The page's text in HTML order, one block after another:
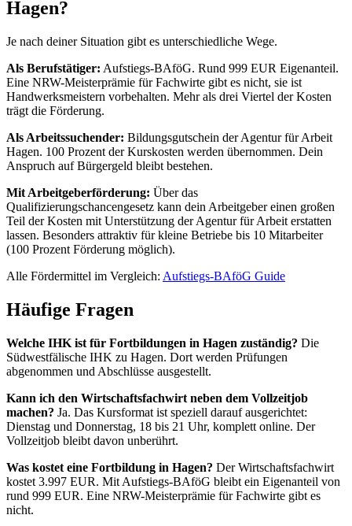
Hagen?
Je nach deiner Situation gibt es unterschiedliche Wege.
Als Berufstätiger: Aufstiegs-BAföG. Rund 999 EUR Eigenanteil.
Eine NRW-Meisterprämie für Fachwirte gibt es nicht, sie ist
Handwerksmeistern vorbehalten. Mehr als drei Viertel der Kosten
trägt die Förderung.
Als Arbeitssuchender: Bildungsgutschein der Agentur für Arbeit
Hagen. 100 Prozent der Kurskosten werden übernommen. Dein
Anspruch auf Bürgergeld bleibt bestehen.
Mit Arbeitgeberförderung: Über das
Qualifizierungschancengesetz kann dein Arbeitgeber einen großen
Teil der Kosten mit Unterstützung der Agentur für Arbeit erstatten
lassen. Besonders attraktiv für kleine Betriebe bis 10 Mitarbeiter
(100 Prozent Förderung möglich).
Alle Fördermittel im Vergleich: Aufstiegs-BAföG Guide
Häufige Fragen
Welche IHK ist für Fortbildungen in Hagen zuständig? Die
Südwestfälische IHK zu Hagen. Dort werden Prüfungen
abgenommen und Abschlüsse ausgestellt.
Kann ich den Wirtschaftsfachwirt neben dem Vollzeitjob
machen? Ja. Das Kursformat ist speziell darauf ausgerichtet:
Dienstag und Donnerstag, 18 bis 21 Uhr, komplett online. Der
Vollzeitjob bleibt davon unberührt.
Was kostet eine Fortbildung in Hagen? Der Wirtschaftsfachwirt
kostet 3.997 EUR. Mit Aufstiegs-BAföG bleibt ein Eigenanteil von
rund 999 EUR. Eine NRW-Meisterprämie für Fachwirte gibt es
nicht.